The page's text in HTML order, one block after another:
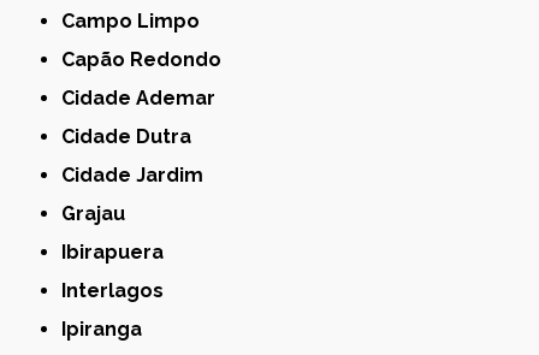
Campo Limpo
Capão Redondo
Cidade Ademar
Cidade Dutra
Cidade Jardim
Grajau
Ibirapuera
Interlagos
Ipiranga